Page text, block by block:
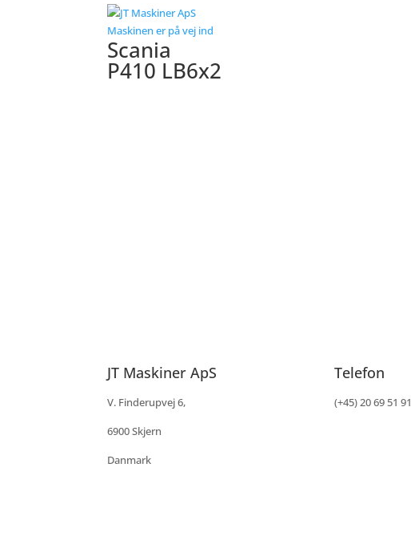
Scania
P410 LB6x2
JT Maskiner ApS
V. Finderupvej 6,
6900 Skjern
Danmark
Telefon
(+45) 20 69 51 91